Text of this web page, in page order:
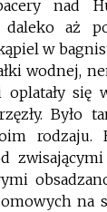
nad
daleko aż
w
wodnej,
się
Było
rodzaju.
na